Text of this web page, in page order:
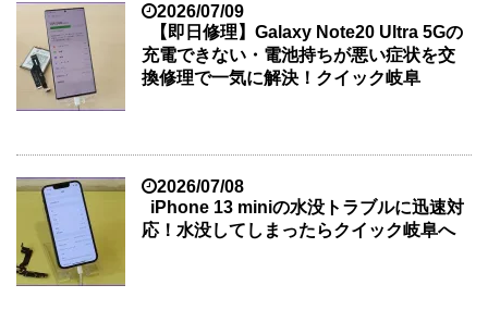
2026/07/09
【即日修理】Galaxy Note20 Ultra 5Gの
充電できない・電池持ちが悪い症状を交
換修理で一気に解決！クイック岐阜
2026/07/08
iPhone 13 miniの水没トラブルに迅速対
応！水没してしまったらクイック岐阜へ